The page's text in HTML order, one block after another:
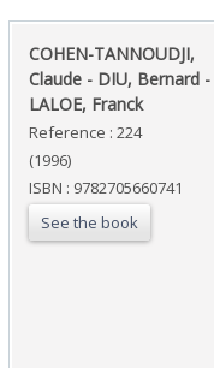
‎COHEN-TANNOUDJI,
Claude - DIU, Bernard -
LALOE, Franck ‎
Reference : 224
(1996)
ISBN : 9782705660741
See the book